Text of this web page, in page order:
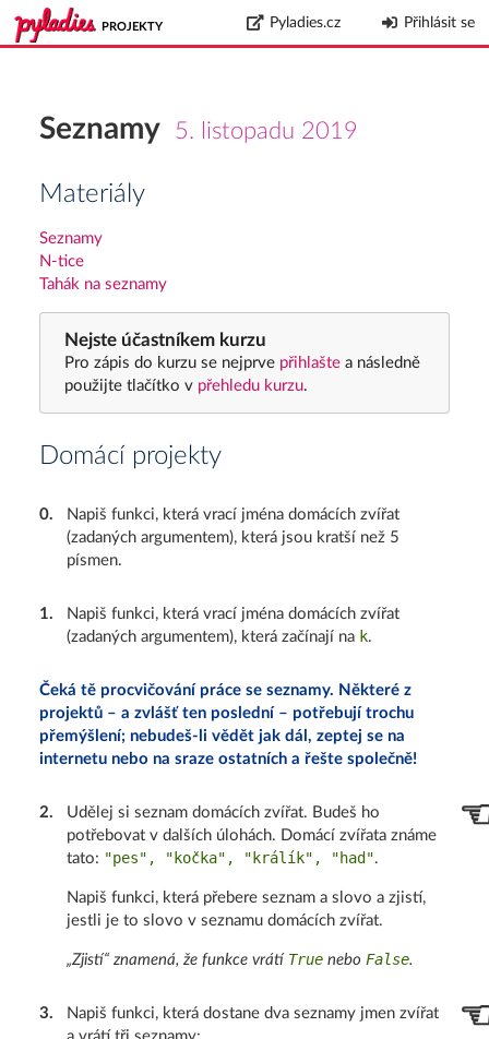
PROJEKTY Pyladies.cz Přihlásit se
Seznamy 5. listopadu 2019
Materiály
Seznamy
N-tice
Tahák na seznamy
Nejste účastníkem kurzu
Pro zápis do kurzu se nejprvepřihlašte a následně
použijte tlačítko vpřehledu kurzu.
Domácí projekty
0.
Napiš funkci, která vrací jména domácích zvířat
(zadaných argumentem), která jsou kratší než 5
písmen.
1.
Napiš funkci, která vrací jména domácích zvířat
(zadaných argumentem), která začínají na k.
Čeká tě procvičování práce se seznamy. Některé z
projektů – a zvlášť ten poslední – potřebují trochu
přemýšlení; nebudeš-li vědět jak dál, zeptej se na
internetu nebo na sraze ostatních a řešte společně!
2.
Udělej si seznam domácích zvířat. Budeš ho
potřebovat v dalších úlohách. Domácí zvířata známe
tato: "pes", "kočka", "králík", "had".
Napiš funkci, která přebere seznam a slovo a zjistí,
jestli je to slovo v seznamu domácích zvířat.
„Zjistí“ znamená, že funkce vrátí True neboFalse.
3.
Napiš funkci, která dostane dva seznamy jmen zvířat